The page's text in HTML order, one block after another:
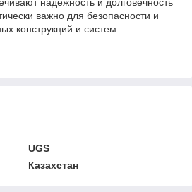
важно для безопасности и
конструкций и систем.
UGS
Казахстан